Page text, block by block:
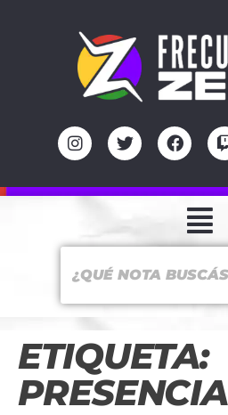
ETIQUETA: